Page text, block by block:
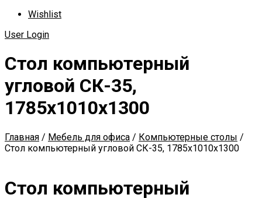
Wishlist
User Login
Стол компьютерный
угловой СК-35,
1785х1010х1300
Главная / Мебель для офиса / Компьютерные столы /
Стол компьютерный угловой СК-35, 1785х1010х1300
Стол компьютерный